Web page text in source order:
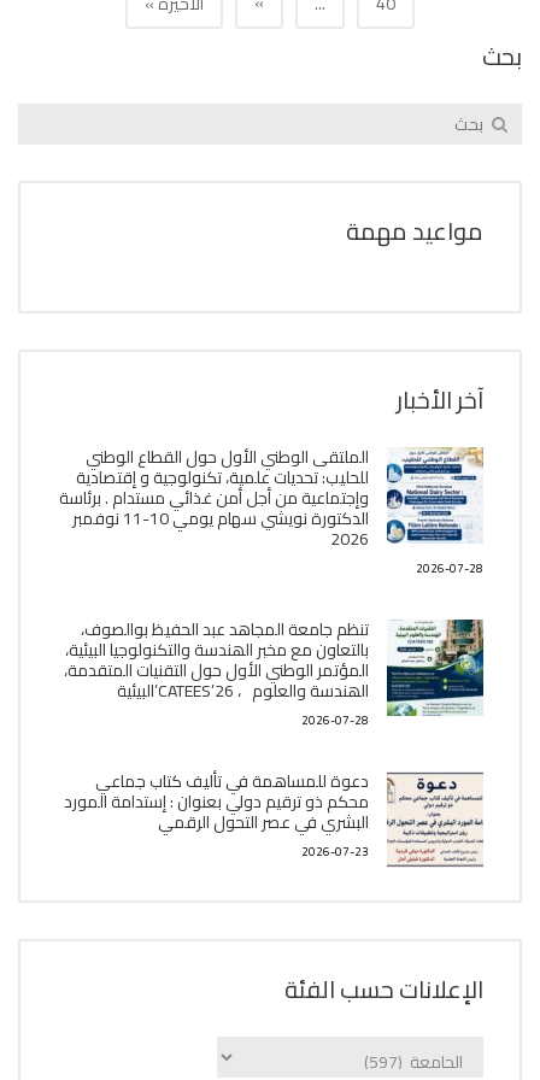
بحث
مواعيد مهمة
آخر الأخبار
الملتقى الوطني الأول حول القطاع الوطني
للحليب: تحديات علمية، تكنولوجية و إقتصادية
وإجتماعية من أجل أمن غذائي مستدام . برئاسة
الدكتورة نويشي سهام يومي 10-11 نوفمبر
2026
2026-07-28
تنظم جامعة المجاهد عبد الحفيظ بوالصوف،
بالتعاون مع مخبر الھندسة والتكنولوجيا البیئیة،
المؤتمر الوطني الأول حول التقنيات المتقدمة،
الھندسة والعلوم ، CATEES’26’البیئية
2026-07-28
دعوة للمساهمة في تأليف كتاب جماعي
محكم ذو ترقيم دولي بعنوان : إستدامة المورد
البشري في عصر التحول الرقمي
2026-07-23
الإعلانات حسب الفئة
الإعلانات